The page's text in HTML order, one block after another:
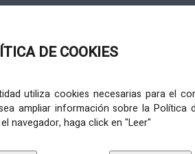
DE COOKIES
utiliza cookies necesarias para el
ampliar información sobre la Política
navegador, haga click en "Leer"
Cl@ve. Pulse no logotipo